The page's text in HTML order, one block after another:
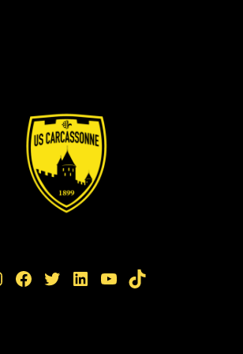
Facebook Twitter LinkedIn YouTube TikTok